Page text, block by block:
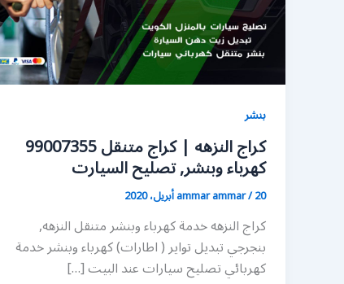
بنشر
كراج النزهه | كراج متنقل 99007355
كهرباء وبنشر, تصليح السيارت
ammar ammar/20 أبريل، 2020
كراج النزهه خدمة كهرباء وبنشر متنقل النزهه,
بنجرجي تبديل تواير ( اطارات) كهرباء وبنشر خدمة
كهربائي تصليح سيارات عند البيت […]